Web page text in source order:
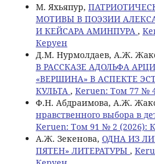
М. Яхьяпур,
МОТИВЫ В ПОЭЗИИ
И КЕЙСАРА АМИНПУРА ,
Керуен
Д.М. Нурмолдаев, А.Ж.
В РАССКАЗЕ АДОЛЬФА
«ВЕРШИНА» В АСПЕКТЕ
КУЛЬТА , Keruen: Том 77 №
Ф.Н. Абдраимова, А.Ж.
нравственного выбора в
Keruen: Том 91 № 2 (2026):
А.Ж. Зекенова, ОДНА ИЗ
ПЯТЕН» ЛИТЕРАТУРЫ ,